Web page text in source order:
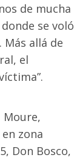
de mucha
se voló
allá de
el
Moure,
zona
Don Bosco,